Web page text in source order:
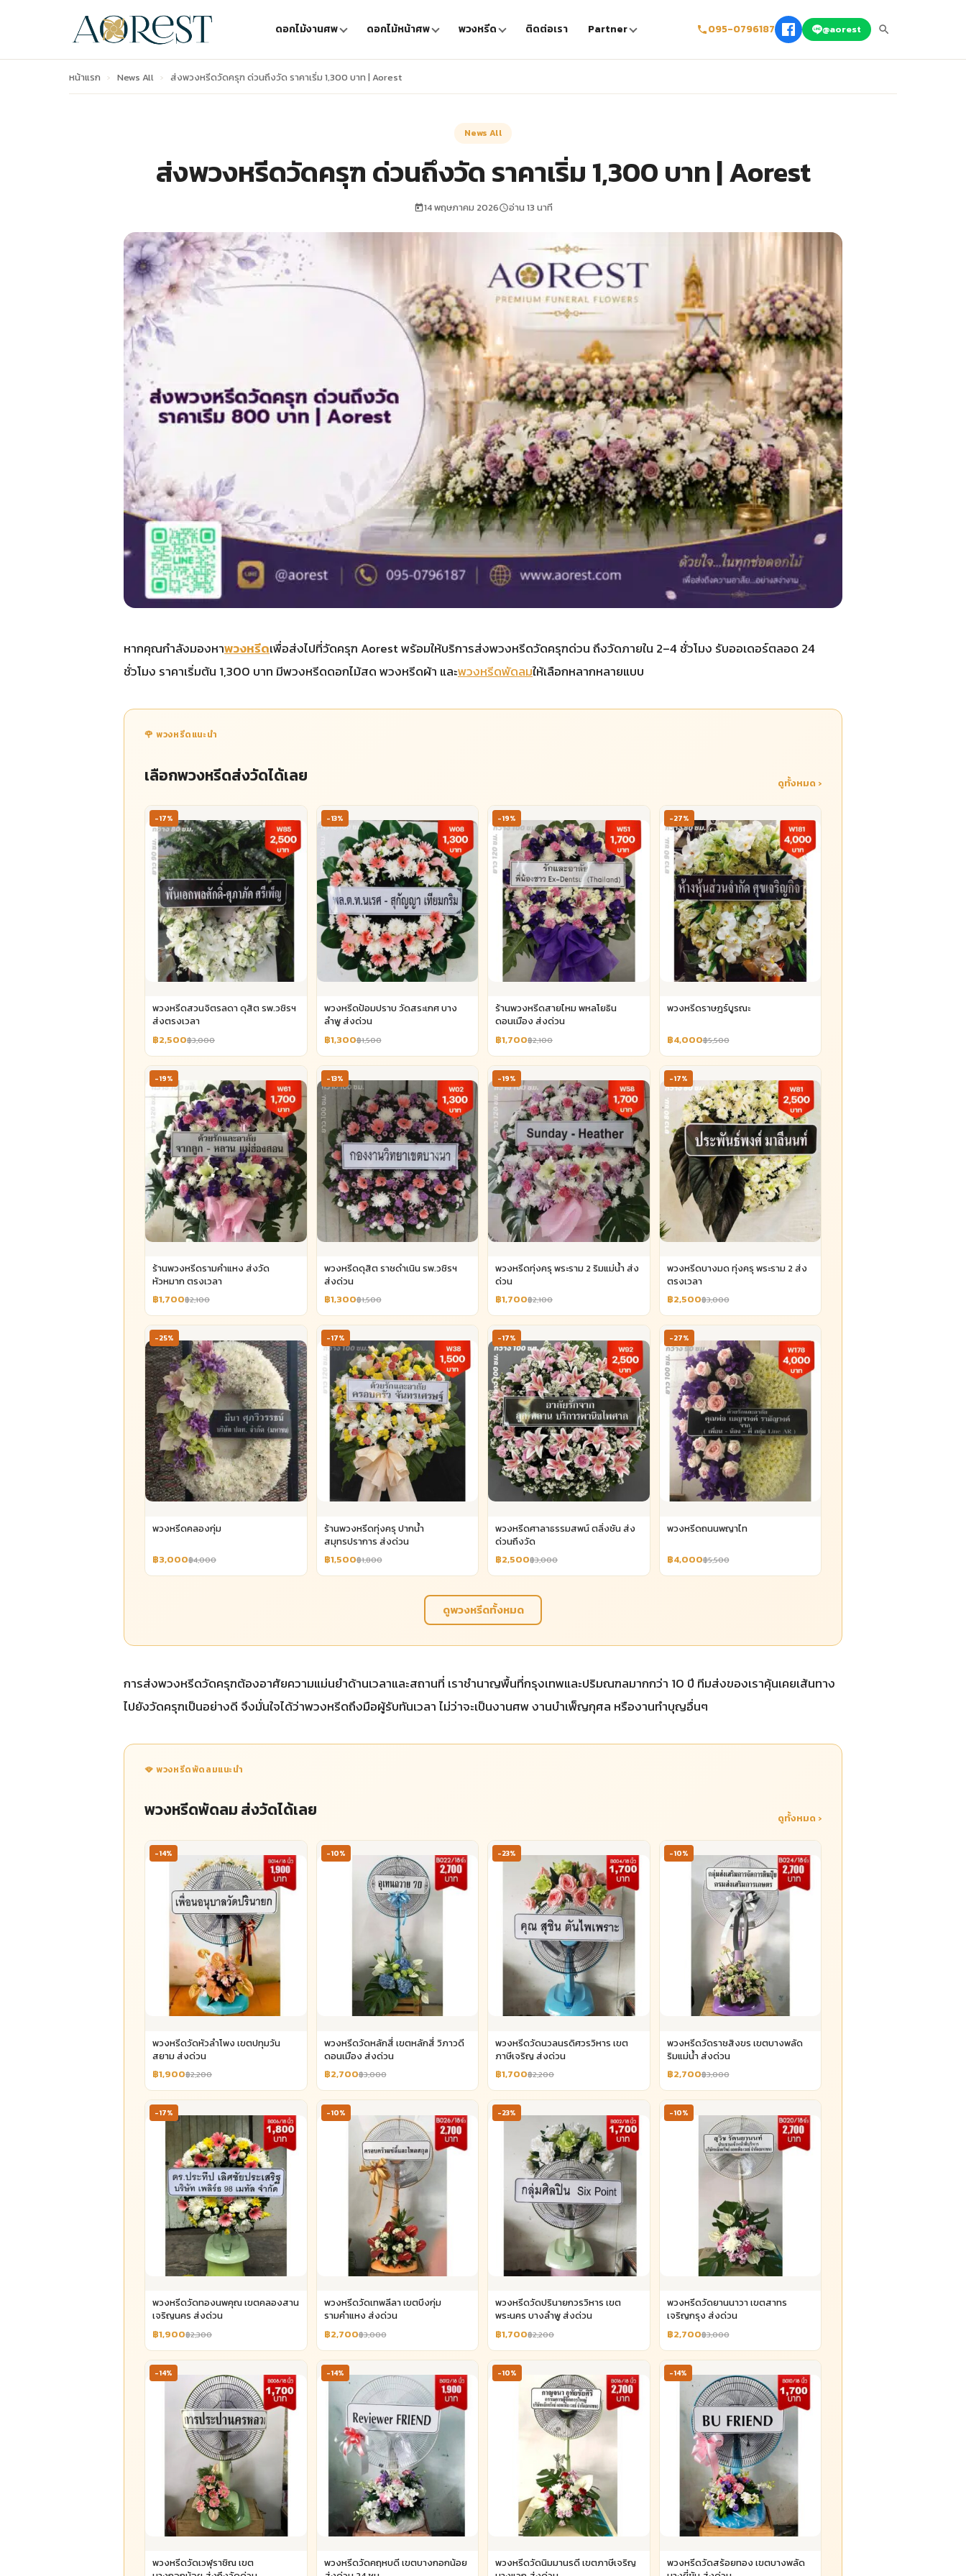
ดอกไม้งานศพ ดอกไม้หน้าศพ พวงหรีด ติดต่อเรา Partner 095-0796187 @aorest
หน้าแรก › News All › ส่งพวงหรีดวัดครุฑ ด่วนถึงวัด ราคาเริ่ม 1,300 บาท | Aorest
News All
ส่งพวงหรีดวัดครุฑ ด่วนถึงวัด ราคาเริ่ม 1,300 บาท | Aorest
14 พฤษภาคม 2026 อ่าน 13 นาที
หากคุณกำลังมองหาพวงหรีดเพื่อส่งไปที่วัดครุฑ Aorest พร้อมให้บริการส่งพวงหรีดวัดครุฑด่วน ถึงวัดภายใน 2–4 ชั่วโมง รับออเดอร์ตลอด 24
ชั่วโมง ราคาเริ่มต้น 1,300 บาท มีพวงหรีดดอกไม้สด พวงหรีดผ้า และพวงหรีดพัดลมให้เลือกหลากหลายแบบ
🌹 พวงหรีดแนะนำ
เลือกพวงหรีดส่งวัดได้เลย ดูทั้งหมด ›
-17%
พวงหรีดสวนจิตรลดา ดุสิต รพ.วชิรฯ
ส่งตรงเวลา
฿2,500฿3,000
-13%
พวงหรีดป้อมปราบ วัดสระเกศ บาง
ลำพู ส่งด่วน
฿1,300฿1,500
-19%
ร้านพวงหรีดสายไหม พหลโยธิน
ดอนเมือง ส่งด่วน
฿1,700฿2,100
-27%
พวงหรีดราษฎร์บูรณะ
฿4,000฿5,500
-19%
ร้านพวงหรีดรามคำแหง ส่งวัด
หัวหมาก ตรงเวลา
฿1,700฿2,100
-13%
พวงหรีดดุสิต ราชดำเนิน รพ.วชิรฯ
ส่งด่วน
฿1,300฿1,500
-19%
พวงหรีดทุ่งครุ พระราม 2 ริมแม่น้ำ ส่ง
ด่วน
฿1,700฿2,100
-17%
พวงหรีดบางมด ทุ่งครุ พระราม 2 ส่ง
ตรงเวลา
฿2,500฿3,000
-25%
พวงหรีดคลองกุ่ม
฿3,000฿4,000
-17%
ร้านพวงหรีดทุ่งครุ ปากน้ำ
สมุทรปราการ ส่งด่วน
฿1,500฿1,800
-17%
พวงหรีดศาลาธรรมสพน์ ตลิ่งชัน ส่ง
ด่วนถึงวัด
฿2,500฿3,000
-27%
พวงหรีดถนนพญาไท
฿4,000฿5,500
ดูพวงหรีดทั้งหมด
การส่งพวงหรีดวัดครุฑต้องอาศัยความแม่นยำด้านเวลาและสถานที่ เราชำนาญพื้นที่กรุงเทพและปริมณฑลมากกว่า 10 ปี ทีมส่งของเราคุ้นเคยเส้นทาง
ไปยังวัดครุฑเป็นอย่างดี จึงมั่นใจได้ว่าพวงหรีดถึงมือผู้รับทันเวลา ไม่ว่าจะเป็นงานศพ งานบำเพ็ญกุศล หรืองานทำบุญอื่นๆ
🪭 พวงหรีดพัดลมแนะนำ
พวงหรีดพัดลม ส่งวัดได้เลย ดูทั้งหมด ›
-14%
พวงหรีดวัดหัวลำโพง เขตปทุมวัน
สยาม ส่งด่วน
฿1,900฿2,200
-10%
พวงหรีดวัดหลักสี่ เขตหลักสี่ วิภาวดี
ดอนเมือง ส่งด่วน
฿2,700฿3,000
-23%
พวงหรีดวัดนวลนรดิศวรวิหาร เขต
ภาษีเจริญ ส่งด่วน
฿1,700฿2,200
-10%
พวงหรีดวัดราชสิงขร เขตบางพลัด
ริมแม่น้ำ ส่งด่วน
฿2,700฿3,000
-17%
พวงหรีดวัดทองนพคุณ เขตคลองสาน
เจริญนคร ส่งด่วน
฿1,900฿2,300
-10%
พวงหรีดวัดเทพลีลา เขตบึงกุ่ม
รามคำแหง ส่งด่วน
฿2,700฿3,000
-23%
พวงหรีดวัดปรินายกวรวิหาร เขต
พระนคร บางลำพู ส่งด่วน
฿1,700฿2,200
-10%
พวงหรีดวัดยานนาวา เขตสาทร
เจริญกรุง ส่งด่วน
฿2,700฿3,000
-14%
พวงหรีดวัดเวฬุราชิณ เขต
-14%
พวงหรีดวัดคฤหบดี เขตบางกอกน้อย
-10%
พวงหรีดวัดนิมมานรดี เขตภาษีเจริญ
-14%
พวงหรีดวัดสร้อยทอง เขตบางพลัด